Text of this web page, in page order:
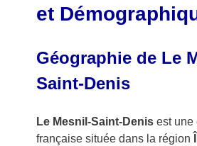
et
Géographie de Le
Saint-Denis
Le Mesnil-Saint-Denisest une
française située dans la région